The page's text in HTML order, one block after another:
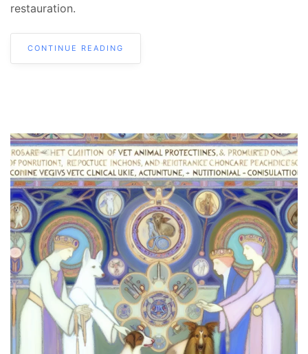
restauration.
CONTINUE READING